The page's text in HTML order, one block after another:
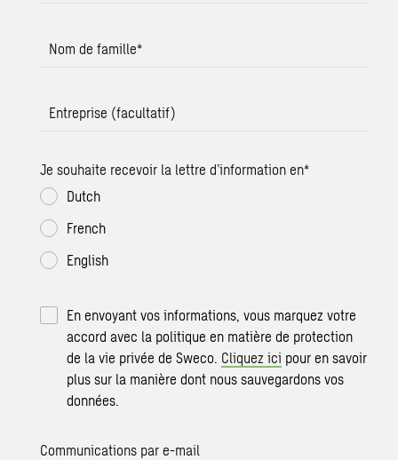
Nom de famille*
Entreprise (facultatif)
Je souhaite recevoir la lettre d’information en*
Dutch
French
English
En envoyant vos informations, vous marquez votre
accord avec la politique en matière de protection
de la vie privée de Sweco. Cliquez ici pour en savoir
plus sur la manière dont nous sauvegardons vos
données.
Communications par e-mail